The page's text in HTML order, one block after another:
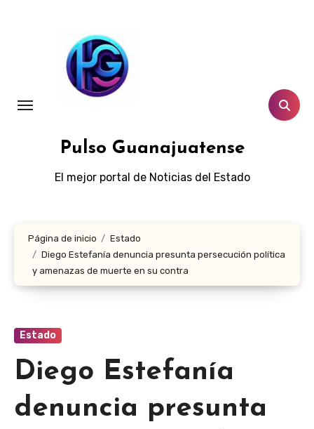
Pulso Guanajuatense
El mejor portal de Noticias del Estado
Página de inicio
Estado
Diego Estefanía denuncia presunta persecución política
y amenazas de muerte en su contra
Estado
Diego Estefanía
denuncia presunta